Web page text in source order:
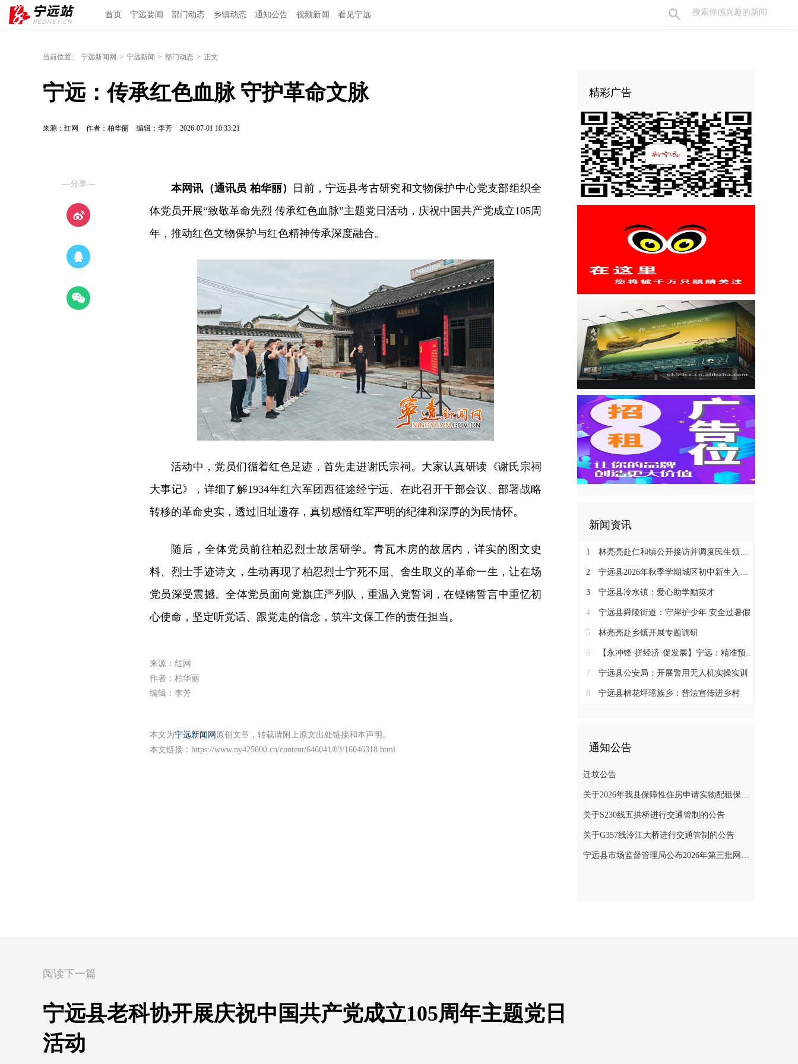
首页 宁远要闻 部门动态 乡镇动态 通知公告 视频新闻 看见宁远
当前位置: 宁远新闻网 > 宁远新闻 > 部门动态 > 正文
宁远：传承红色血脉 守护革命文脉
来源：红网 作者：柏华丽 编辑：李芳 2026-07-01 10:33:21
—分享— 本网讯（通讯员 柏华丽）
日前，宁远县考古研究和文物保护中心党支部组织全
体党员开展“致敬革命先烈 传承红色血脉”主题党日活动，庆祝中国共产党成立105周
年，推动红色文物保护与红色精神传承深度融合。
活动中，党员们循着红色足迹，首先走进谢氏宗祠。大家认真研读《谢氏宗祠
大事记》，详细了解1934年红六军团西征途经宁远、在此召开干部会议、部署战略
转移的革命史实，透过旧址遗存，真切感悟红军严明的纪律和深厚的为民情怀。
随后，全体党员前往柏忍烈士故居研学。青瓦木房的故居内，详实的图文史
料、烈士手迹诗文，生动再现了柏忍烈士宁死不屈、舍生取义的革命一生，让在场
党员深受震撼。全体党员面向党旗庄严列队，重温入党誓词，在铿锵誓言中重忆初
心使命，坚定听党话、跟党走的信念，筑牢文保工作的责任担当。
来源：红网
作者：柏华丽
编辑：李芳
本文为宁远新闻网 原创文章，转载请附上原文出处链接和本声明。
本文链接： https://www.ny425600.cn/content/646041/83/16046318.html
精彩广告
新闻资讯
1 林亮亮赴仁和镇公开接访并调度民生领域信访工作
2 宁远县2026年秋季学期城区初中新生入学微机派位工作顺利收官
3 宁远县冷水镇：爱心助学励英才
4 宁远县舜陵街道：守岸护少年 安全过暑假
5 林亮亮赴乡镇开展专题调研
6 【永冲锋·拼经济·促发展】宁远：精准预约少跑路 阳光收烟暖农心
7 宁远县公安局：开展警用无人机实操实训
8 宁远县棉花坪瑶族乡：普法宣传进乡村
通知公告
迁坟公告
关于2026年我县保障性住房申请实物配租保障家庭的公示(第十一批)
关于S230线五拱桥进行交通管制的公告
关于G357线泠江大桥进行交通管制的公告
宁远县市场监督管理局公布2026年第三批网络餐饮食品安全整治典型案例
阅读下一篇
宁远县老科协开展庆祝中国共产党成立105周年主题党日
活动